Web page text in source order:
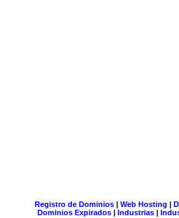
Registro de Dominios| Web Hosting |
Dominios Expirados | Industrias |